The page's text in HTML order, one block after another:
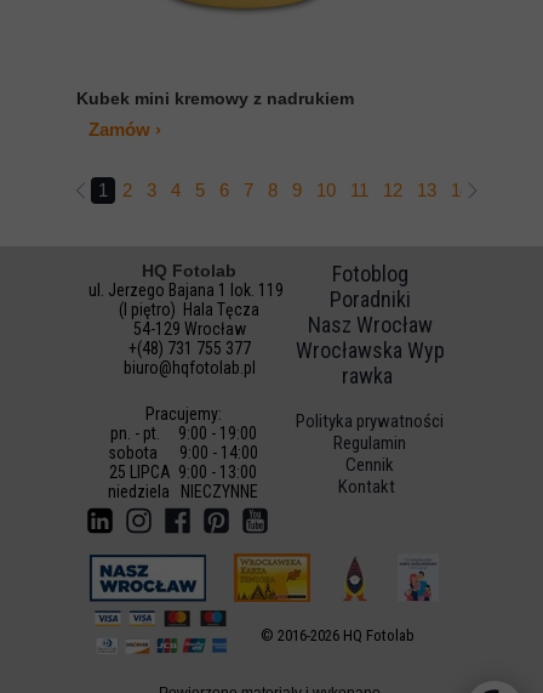
Kubek mini kremowy z nadrukiem
Zamów ›
1 2 3 4 5 6 7 8 9 10 11 12 13 14
HQ Fotolab
ul. Jerzego Bajana 1 lok. 119
(I piętro) Hala Tęcza
54-129 Wrocław
+(48) 731 755 377
biuro@hqfotolab.pl
Pracujemy:
pn. - pt. 9:00 - 19:00
sobota 9:00 - 14:00
25 LIPCA 9:00 - 13:00
niedziela NIECZYNNE
Fotoblog
Poradniki
Nasz Wrocław
Wrocławska Wyp
rawka
Polityka prywatności
Regulamin
Cennik
Kontakt
© 2016-2026 HQ Fotolab